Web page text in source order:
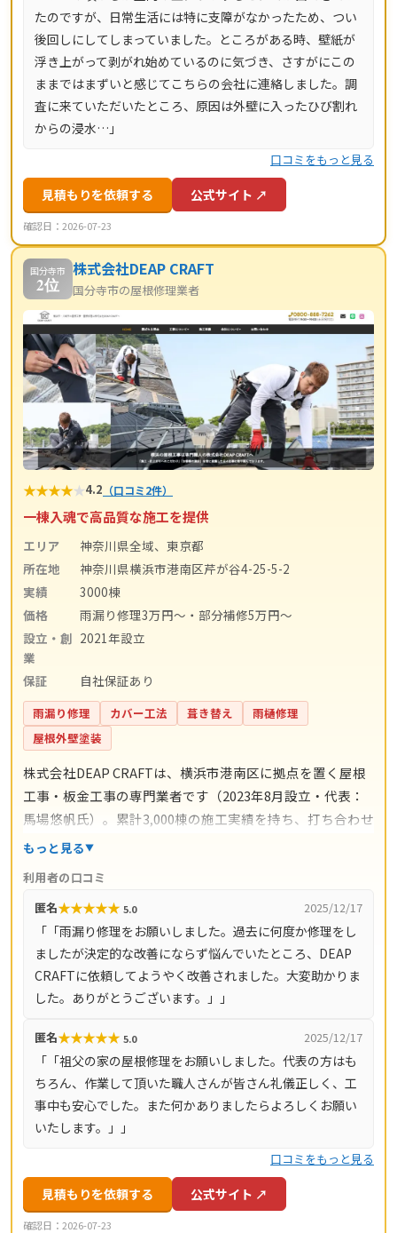
県・群馬県など全国14都道府県に対応し、LINE・メールは
24時間受付、最短当日にお伺いします。
たのですが、日常生活には特に支障がなかったため、つい
後回しにしてしまっていました。ところがある時、壁紙が
浮き上がって剥がれ始めているのに気づき、さすがにこの
ままではまずいと感じてこちらの会社に連絡しました。調
査に来ていただいたところ、原因は外壁に入ったひび割れ
からの浸水…」
口コミをもっと見る
見積もりを依頼する 公式サイト ↗
確認日：2026-07-23
国分寺市
2位
株式会社DEAP CRAFT
国分寺市の屋根修理業者
★★★★★4.2 （口コミ2件）
一棟入魂で高品質な施工を提供
エリア
神奈川県全域、東京都
所在地
神奈川県横浜市港南区芹が谷4-25-5-2
実績
3000棟
価格
雨漏り修理3万円〜・部分補修5万円〜
設立・創
業
2021年設立
保証 自社保証あり
雨漏り修理 カバー工法 葺き替え
雨樋修理
屋根外壁塗装
株式会社DEAP CRAFTは、横浜市港南区に拠点を置く屋根
工事・板金工事の専門業者です（2023年8月設立・代表：
馬場悠帆氏）。累計3,000棟の施工実績を持ち、打ち合わせ
からアフターサポートまで自社スタッフが一貫対応。仲介
の目安は雨漏り修理3万円〜、屋根の部分補修5万円〜、棟
板金交換10万円〜、屋根カバー工法80万円〜、葺き替え
100万円〜。現地調査・お見積り・ご相談は無料で、最短
即日対応も可能です（営業時間8時〜18時・月〜土）。対
応エリアは神奈川県全域（33市町村）と東京都全域（23
区・多摩地域）です。
もっと見る
利用者の口コミ
匿名★★★★★ 5.0 2025/12/17
「「雨漏り修理をお願いしました。過去に何度か修理をし
ましたが決定的な改善にならず悩んでいたところ、DEAP
CRAFTに依頼してようやく改善されました。大変助かりま
した。ありがとうございます。」」
匿名★★★★★ 5.0 2025/12/17
「「祖父の家の屋根修理をお願いしました。代表の方はも
ちろん、作業して頂いた職人さんが皆さん礼儀正しく、工
事中も安心でした。また何かありましたらよろしくお願い
いたします。」」
口コミをもっと見る
見積もりを依頼する 公式サイト ↗
確認日：2026-07-23